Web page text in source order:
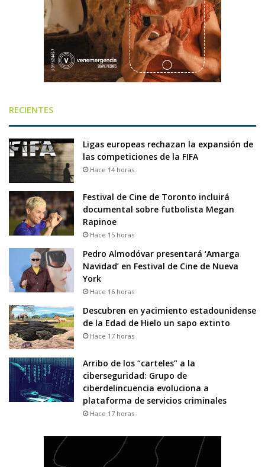
RECIENTES
Ligas europeas rechazan la expansión de
las competiciones de la FIFA
Hace 14 horas
Festival de Cine de Toronto incluirá
documental sobre futbolista Megan
Rapinoe
Hace 15 horas
Pedro Almodóvar presentará ‘Amarga
Navidad’ en Festival de Cine de Nueva
York
Hace 16 horas
Descubren en yacimiento estadounidense
de la Edad de Hielo un sapo extinto
Hace 17 horas
Arribo de los “carteles” a la
ciberseguridad: Grupo de
ciberdelincuencia evoluciona a
plataforma de servicios criminales
Hace 17 horas